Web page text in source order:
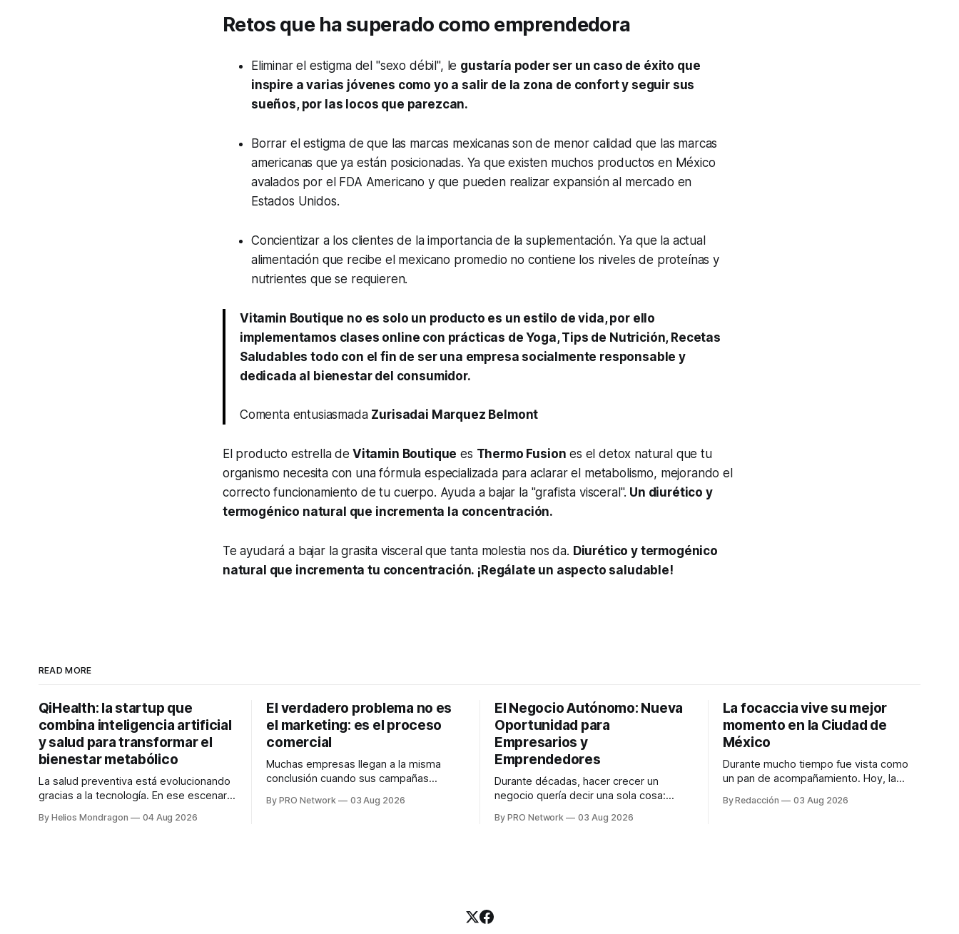
Retos que ha superado como emprendedora
Eliminar el estigma del "sexo débil", le gustaría poder ser un caso de éxito que
inspire a varias jóvenes como yo a salir de la zona de confort y seguir sus
sueños, por las locos que parezcan.
Borrar el estigma de que las marcas mexicanas son de menor calidad que las marcas
americanas que ya están posicionadas. Ya que existen muchos productos en México
avalados por el FDA Americano y que pueden realizar expansión al mercado en
Estados Unidos.
Concientizar a los clientes de la importancia de la suplementación. Ya que la actual
alimentación que recibe el mexicano promedio no contiene los niveles de proteínas y
nutrientes que se requieren.
Vitamin Boutique no es solo un producto es un estilo de vida, por ello
implementamos clases online con prácticas de Yoga, Tips de Nutrición, Recetas
Saludables todo con el fin de ser una empresa socialmente responsable y
dedicada al bienestar del consumidor.
Comenta entusiasmada Zurisadai Marquez Belmont
El producto estrella de Vitamin Boutique es Thermo Fusion es el detox natural que tu
organismo necesita con una fórmula especializada para aclarar el metabolismo, mejorando el
correcto funcionamiento de tu cuerpo. Ayuda a bajar la "grafista visceral". Un diurético y
termogénico natural que incrementa la concentración.
Te ayudará a bajar la grasita visceral que tanta molestia nos da. Diurético y termogénico
natural que incrementa tu concentración. ¡Regálate un aspecto saludable!
READ MORE
QiHealth: la startup que
combina inteligencia artificial
y salud para transformar el
bienestar metabólico
La salud preventiva está evolucionando
gracias a la tecnología. En ese escenario
desarrolla un ecosistema digital capaz
By Helios Mondragon 04 Aug 2026
El verdadero problema no es
el marketing: es el proceso
comercial
Muchas empresas llegan a la misma
conclusión cuando sus campañas
marketing no funciona". Sin embargo,
By PRO Network 03 Aug 2026
El Negocio Autónomo: Nueva
Oportunidad para
Empresarios y
Emprendedores
Durante décadas, hacer crecer un
negocio quería decir una sola cosa:
anuncios, un especialista en marketing
By PRO Network 03 Aug 2026
La focaccia vive su mejor
momento en la Ciudad de
México
Durante mucho tiempo fue vista como
un pan de acompañamiento. Hoy, la
platillos favoritos de quienes buscan
By Redacción 03 Aug 2026